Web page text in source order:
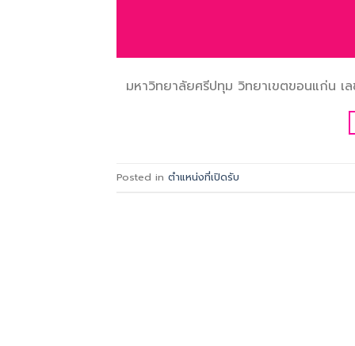
มหาวิทยาลัยศรีปทุม วิทยาเขตขอนแก่น เ
Posted in ตำแหน่งที่เปิดรับ